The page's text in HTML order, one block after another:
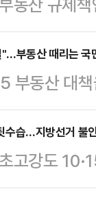
환되는 것”
사는 게 맞
고, 집값이
관은 갭투
안 된다',
공급책 마
패했던 과
으로 삼았
어지는 가
민주당은
규제책을 시
부동산 때리는 국
부동산 대
책 없이 수
려 '내 집
국민의힘
특별위원
수습…지방선거 불
고강도
대응기구